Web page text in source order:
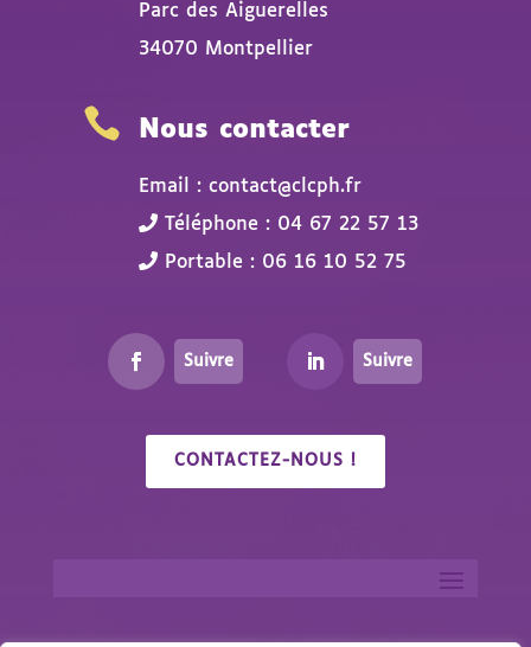
Parc des Aiguerelles
34070 Montpellier
 Nous contacter
Email : contact@clcph.fr
Téléphone : 04 67 22 57 13
Portable : 06 16 10 52 75
Suivre Suivre
CONTACTEZ-NOUS !